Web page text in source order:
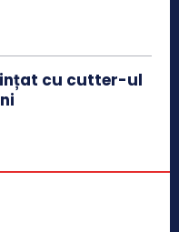
cu cutter-ul